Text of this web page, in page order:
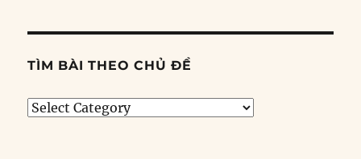
TÌM BÀI THEO CHỦ ĐỀ
Tìm